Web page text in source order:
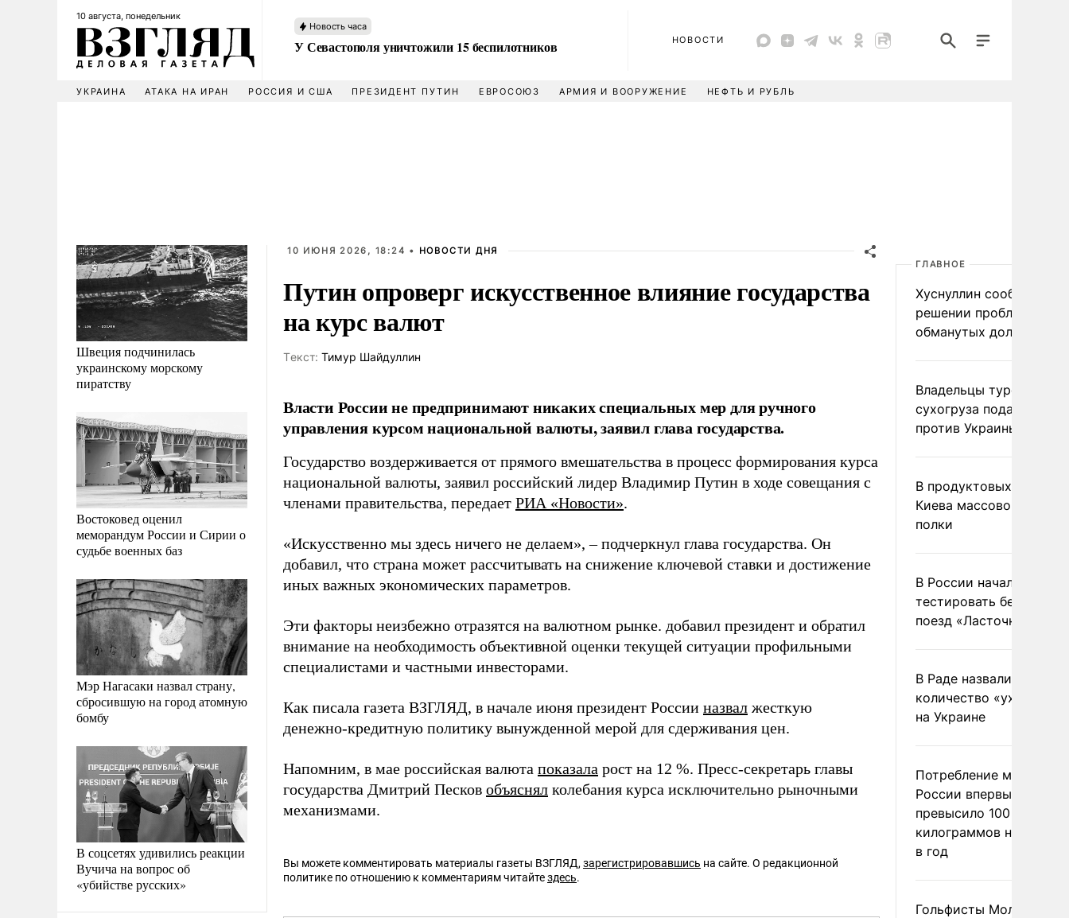
10 августа, понедельник
Новость часа
У Севастополя уничтожили 15 беспилотников НОВОСТИ
УКРАИНА АТАКА НА ИРАН РОССИЯ И США ПРЕЗИДЕНТ ПУТИН ЕВРОСОЮЗ АРМИЯ И ВООРУЖЕНИЕ НЕФТЬ И РУБЛЬ
Швеция подчинилась
украинскому морскому
пиратству
Востоковед оценил
меморандум России и Сирии о
судьбе военных баз
Мэр Нагасаки назвал страну,
сбросившую на город атомную
бомбу
В соцсетях удивились реакции
Вучича на вопрос об
«убийстве русских»
10 ИЮНЯ 2026, 18:24 • НОВОСТИ ДНЯ
Путин опроверг искусственное влияние государства
на курс валют
Tекст: Тимур Шайдуллин
Власти России не предпринимают никаких специальных мер для ручного
управления курсом национальной валюты, заявил глава государства.
Государство воздерживается от прямого вмешательства в процесс формирования курса
национальной валюты, заявил российский лидер Владимир Путин в ходе совещания с
членами правительства, передает РИА «Новости».
«Искусственно мы здесь ничего не делаем», – подчеркнул глава государства. Он
добавил, что страна может рассчитывать на снижение ключевой ставки и достижение
иных важных экономических параметров.
Эти факторы неизбежно отразятся на валютном рынке. добавил президент и обратил
внимание на необходимость объективной оценки текущей ситуации профильными
специалистами и частными инвесторами.
Как писала газета ВЗГЛЯД, в начале июня президент России назвал жесткую
денежно-кредитную политику вынужденной мерой для сдерживания цен.
Напомним, в мае российская валюта показала рост на 12 %. Пресс-секретарь главы
государства Дмитрий Песков объяснял колебания курса исключительно рыночными
механизмами.
Вы можете комментировать материалы газеты ВЗГЛЯД, зарегистрировавшись на сайте. О редакционной
политике по отношению к комментариям читайтездесь.
ГЛАВНОЕ
Хуснуллин сообщил о
решении проблемы
обманутых дольщиков
Владельцы турецкого
сухогруза подадут иск
против Украины в Гаагу
В продуктовых
Киева массово
полки
В России начали
тестировать
поезд «Ласточка»
В Раде назвали
количество
на Украине
Потребление мяса в
России впервые
превысило 100
килограммов на
в год
Гольфисты